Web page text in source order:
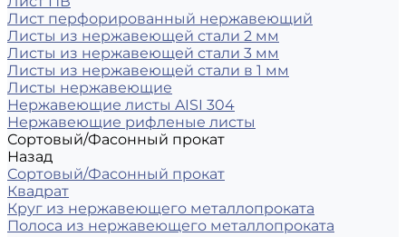
Лист перфорированный нержавеющий
Листы из нержавеющей стали 2 мм
Листы из нержавеющей стали 3 мм
Листы из нержавеющей стали в 1 мм
Листы нержавеющие
Нержавеющие листы AISI 304
Нержавеющие рифленые листы
Сортовый/Фасонный прокат
Назад
Сортовый/Фасонный прокат
Квадрат
Круг из нержавеющего металлопроката
Полоса из нержавеющего металлопроката